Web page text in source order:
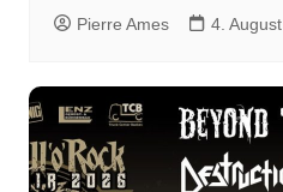
Pierre Ames 4.